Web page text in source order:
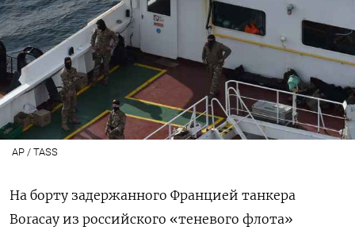
AP / TASS
На борту задержанного Францией танкера
Boracay из российского «теневого флота»